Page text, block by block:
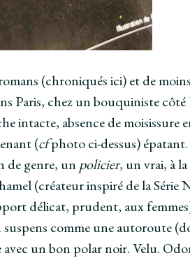
(chroniqués ici) et de
Paris, chez un bouquiniste
intacte, absence de
(cfphoto ci-dessus)
de genre, un policier, un vrai, à
(créateur inspiré de la Série
délicat, prudent, aux
comme une autoroute
avec un bon polar noir. Velu.